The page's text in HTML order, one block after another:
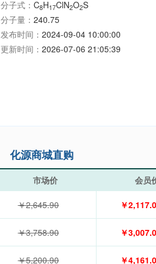
分子式： C8H17ClN2O2S
分子量： 240.75
发布时间： 2024-09-04 10:00:00
更新时间： 2026-07-06 21:05:39
化源商城直购
市场价 会员
￥2,645.90 ￥
￥3,758.90 ￥
￥5,200.90 ￥